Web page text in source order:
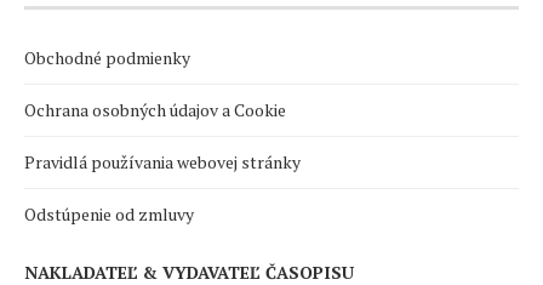
Obchodné podmienky
Ochrana osobných údajov a Cookie
Pravidlá používania webovej stránky
Odstúpenie od zmluvy
NAKLADATEĽ & VYDAVATEĽ ČASOPISU